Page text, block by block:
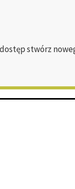
stwórz